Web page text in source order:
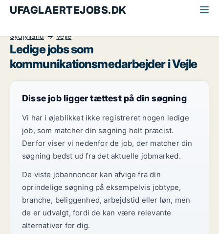
UFAGLAERTEJOBS.DK
Sydjylland
Vejle
Ledige jobs som
kommunikationsmedarbejder i Vejle
Disse job ligger tættest på din søgning
Vi har i øjeblikket ikke registreret nogen ledige
job, som matcher din søgning helt præcist.
Derfor viser vi nedenfor de job, der matcher din
søgning bedst ud fra det aktuelle jobmarked.
De viste jobannoncer kan afvige fra din
oprindelige søgning på eksempelvis jobtype,
branche, beliggenhed, arbejdstid eller løn, men
de er udvalgt, fordi de kan være relevante
alternativer for dig.